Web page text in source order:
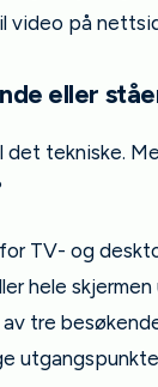
video på
eller
tekniske.
TV- og
hele
tre